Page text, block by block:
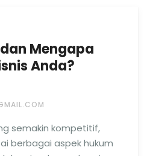
Mengapa
Anda?
semakin kompetitif,
berbagai aspek hukum